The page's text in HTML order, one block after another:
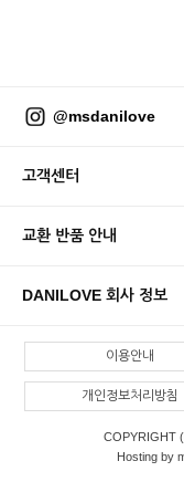
@msdanilove
고객센터
교환 반품 안내
DANILOVE 회사 정보
이용안내
개인정보처리방침
COPYRIGHT
Hosting by